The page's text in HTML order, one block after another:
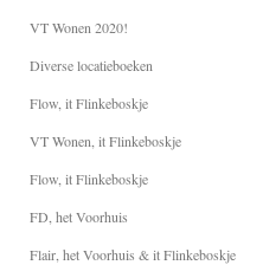
VT Wonen 2020!
Diverse locatieboeken
Flow, it Flinkeboskje
VT Wonen, it Flinkeboskje
Flow, it Flinkeboskje
FD, het Voorhuis
Flair, het Voorhuis & it Flinkeboskje